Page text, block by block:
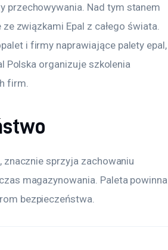
przechowywania. Nad tym stanem
związkami Epal z całego świata.
i firmy naprawiające palety epal,
Polska organizuje szkolenia
firm.
sprzyja zachowaniu
magazynowania. Paleta powinna
bezpieczeństwa.